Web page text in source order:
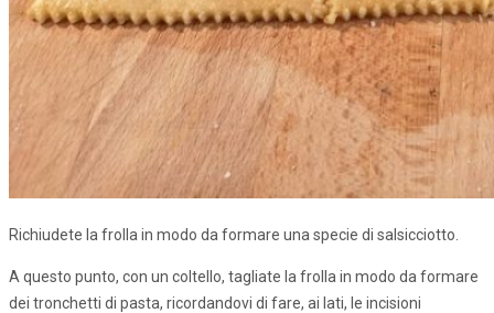
Richiudete la frolla in modo da formare una specie di salsicciotto.
A questo punto, con un coltello, tagliate la frolla in modo da formare
dei tronchetti di pasta, ricordandovi di fare, ai lati, le incisioni